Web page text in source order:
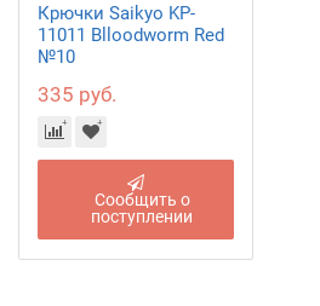
Крючки Saikyo KP-
11011 Blloodworm Red
№10
335 руб.
Сообщить о
поступлении